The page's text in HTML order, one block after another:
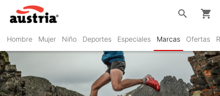
Hombre Mujer Niño Deportes Especiales Marcas Ofertas
search shopping_cart